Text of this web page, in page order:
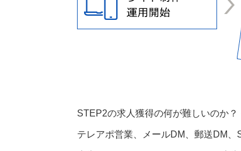
STEP2の求人獲得の何が難しいのか
テレアポ営業、メールDM、郵送DM